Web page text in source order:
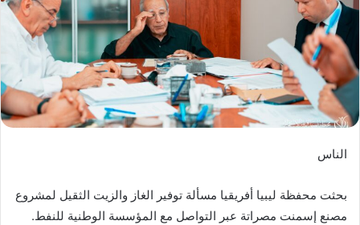
إ
ل
ك
ت
ي
ا
الناس
بحثت محفظة ليبيا أفريقيا مسألة توفير الغاز والزيت الثقيل لمشروع
مصنع إسمنت مصراتة عبر التواصل مع المؤسسة الوطنية للنفط.